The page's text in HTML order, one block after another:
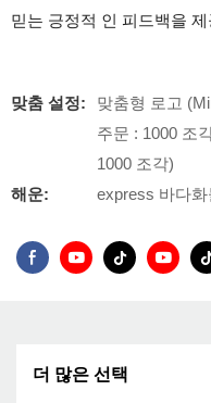
믿는 긍정적 인 피드백을
맞춤 설정:
맞춤형 로고
주문 : 1000 조
1000 조각)
해운:
express 바다화
더 많은 선택